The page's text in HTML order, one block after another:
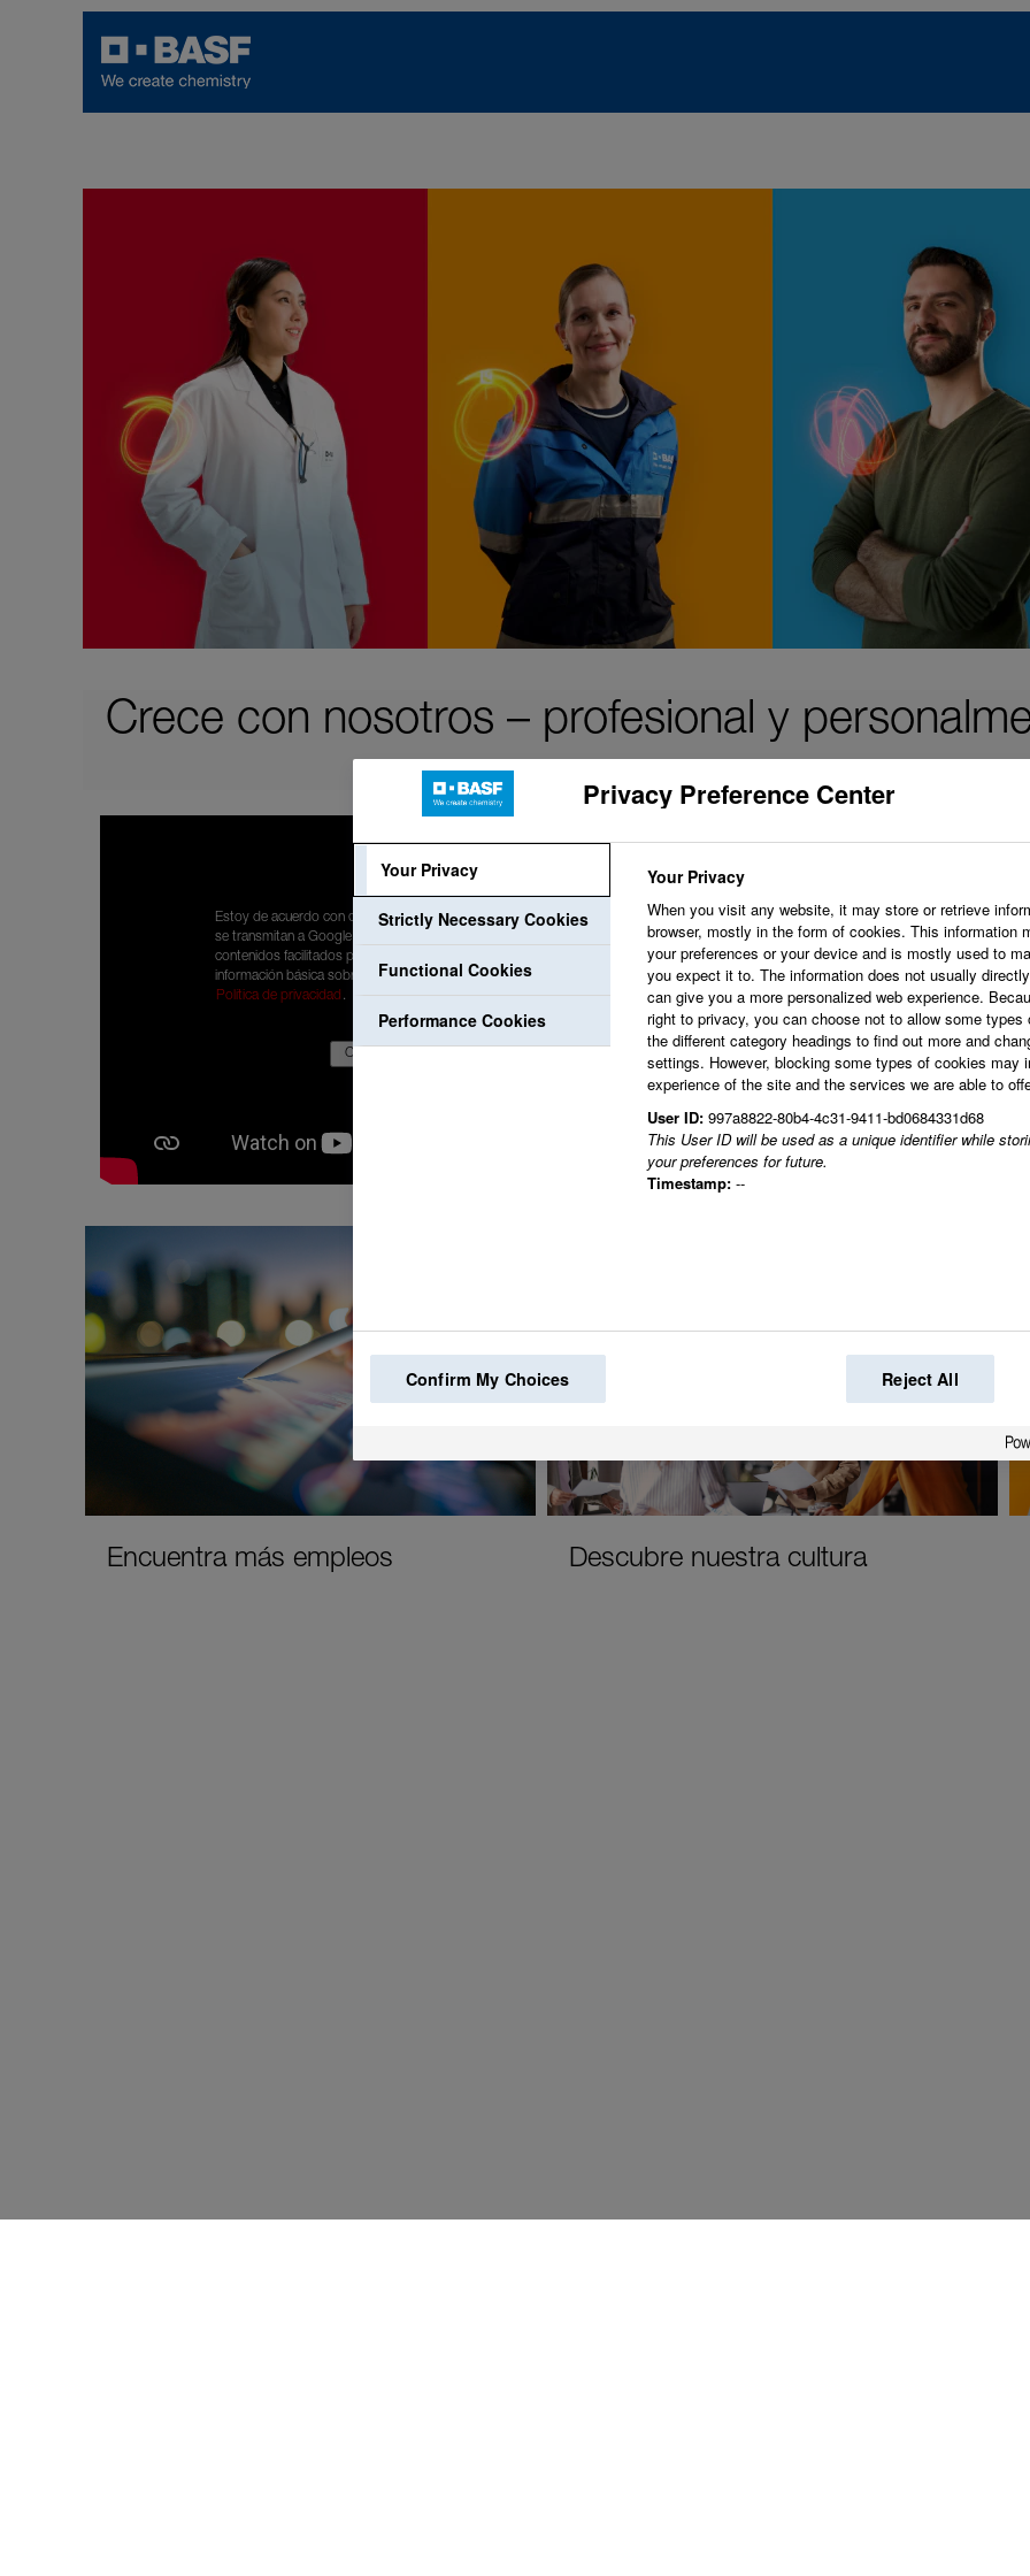
Crece con nosotros – profesional y
Nuestro objetivo
valore y acoja tus
desarrollo que
profesional.
Juntos creamos el
mundo.
Estoy de acuerdo con que mis datos personales
se transmitan a Google para poder visualizar
contenidos facilitados por YouTube. He leído la
información básica sobre protección de datos:
Política de privacidad .
Encuentra más empleos Descubre nuestra cultura
Privacy Preference Center
Your Privacy
Strictly Necessary Cookies
Functional Cookies
Performance Cookies
Your Privacy
When you visit any website, it may store or retrieve
browser, mostly in the form of cookies. This information
your preferences or your device and is mostly used to
you expect it to. The information does not usually
can give you a more personalized web experience.
right to privacy, you can choose not to allow some
the different category headings to find out more and
settings. However, blocking some types of cookies may
experience of the site and the services we are able to
User ID: 997a8822-80b4-4c31-9411-bd0684331d68
This User ID will be used as a unique identifier while
your preferences for future.
Timestamp: --
Confirm My Choices Reject All